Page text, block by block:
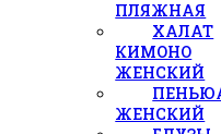
ПЛЯЖНАЯ
ХАЛАТ
КИМОНО
ЖЕНСКИЙ
ЖЕНСКИЙ